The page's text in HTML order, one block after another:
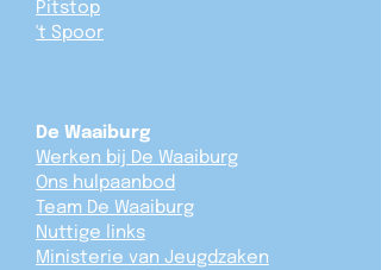
Pitstop
't Spoor
De Waaiburg
Werken bij De Waaiburg
Ons hulpaanbod
Team De Waaiburg
Nuttige links
Ministerie van Jeugdzaken